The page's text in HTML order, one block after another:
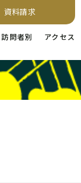
資料請求
訪問者別 アクセス